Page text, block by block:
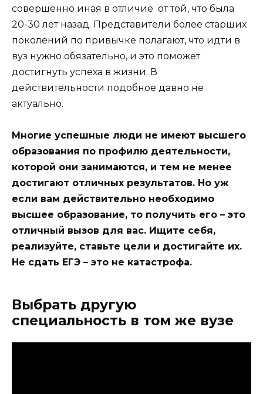
совершенно иная в отличие от той, что была
20-30 лет назад. Представители более старших
поколений по привычке полагают, что идти в
вуз нужно обязательно, и это поможет
достигнуть успеха в жизни. В
действительности подобное давно не
актуально.
Многие успешные люди не имеют высшего
образования по профилю деятельности,
которой они занимаются, и тем не менее
достигают отличных результатов. Но уж
если вам действительно необходимо
высшее образование, то получить его – это
отличный вызов для вас. Ищите себя,
реализуйте, ставьте цели и достигайте их.
Не сдать ЕГЭ – это не катастрофа.
Выбрать другую
специальность в том же вузе